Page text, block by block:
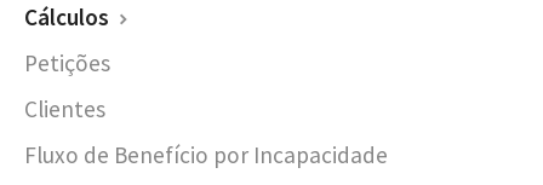
Cálculos
Petições
Clientes
Fluxo de Benefício por Incapacidade